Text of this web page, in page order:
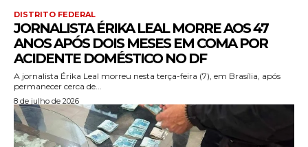
DISTRITO FEDERAL
JORNALISTA ÉRIKA LEAL MORRE AOS 47
ANOS APÓS DOIS MESES EM COMA POR
ACIDENTE DOMÉSTICO NO DF
A jornalista Érika Leal morreu nesta terça-feira (7), em Brasília, após
permanecer cerca de...
8 de julho de 2026